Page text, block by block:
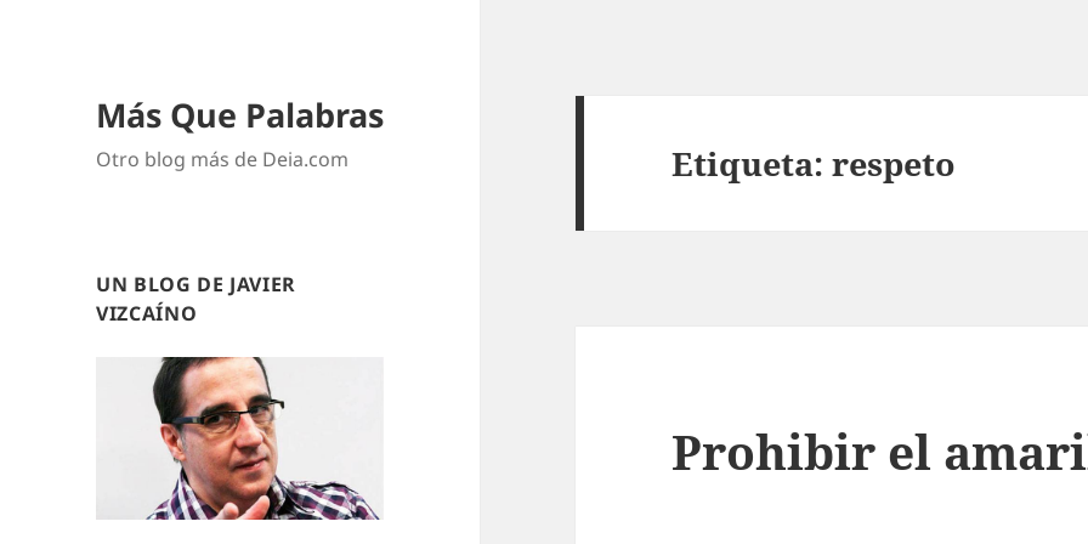
Más Que Palabras
Otro blog más de Deia.com
UN BLOG DE JAVIER
VIZCAÍNO
Etiqueta:respeto
Prohibir el